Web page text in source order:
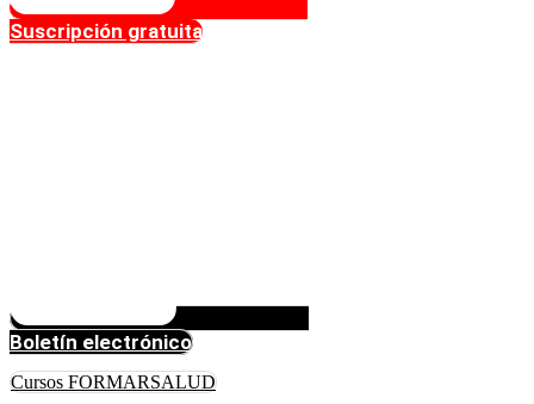
Suscripción gratuita
Boletín electrónico
Cursos FORMARSALUD